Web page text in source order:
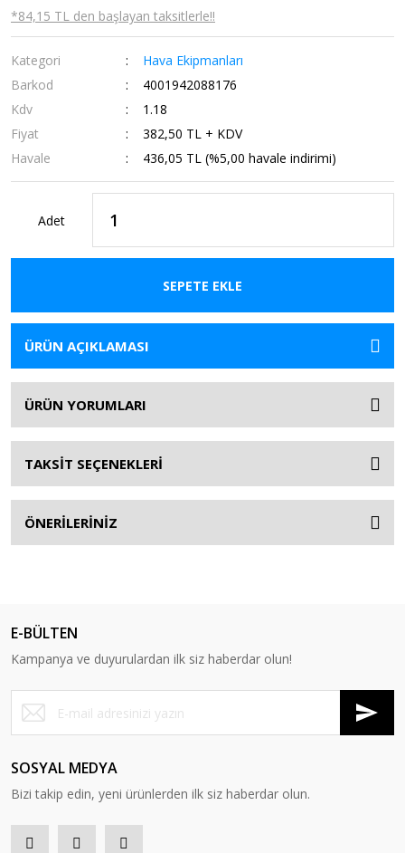
*84,15 TL den başlayan taksitlerle!!
Kategori
Hava Ekipmanları
Barkod
4001942088176
Kdv
1.18
Fiyat
382,50 TL + KDV
Havale
436,05 TL (%5,00 havale indirimi)
Adet
SEPETE EKLE
ÜRÜN AÇIKLAMASI
ÜRÜN YORUMLARI
TAKSİT SEÇENEKLERİ
ÖNERİLERİNİZ
E-BÜLTEN
Kampanya ve duyurulardan ilk siz haberdar olun!
SOSYAL MEDYA
Bizi takip edin, yeni ürünlerden ilk siz haberdar olun.